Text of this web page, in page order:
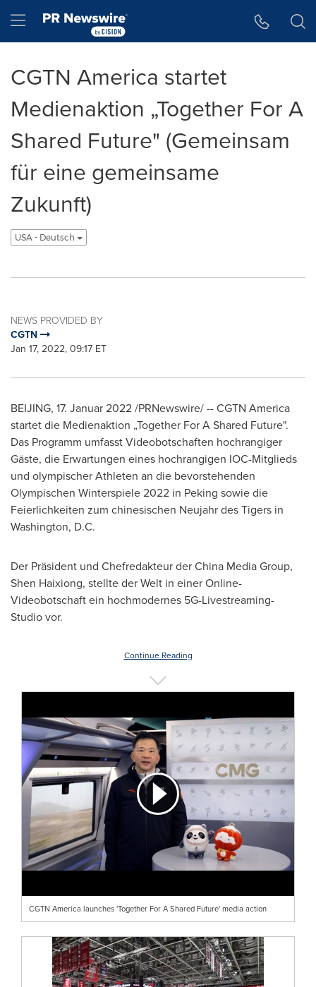
Hamburger menu
CGTN America startet
Medienaktion „Together For A
Shared Future" (Gemeinsam
für eine gemeinsame
Zukunft)
USA - Deutsch
NEWS PROVIDED BY
CGTN
Jan 17, 2022, 09:17 ET
BEIJING, 17. Januar 2022 /PRNewswire/ -- CGTN America
startet die Medienaktion „Together For A Shared Future".
Das Programm umfasst Videobotschaften hochrangiger
Gäste, die Erwartungen eines hochrangigen IOC-Mitglieds
und olympischer Athleten an die bevorstehenden
Olympischen Winterspiele 2022 in Peking sowie die
Feierlichkeiten zum chinesischen Neujahr des Tigers in
Washington, D.C.
Der Präsident und Chefredakteur der China Media Group,
Shen Haixiong, stellte der Welt in einer Online-
Videobotschaft ein hochmodernes 5G-Livestreaming-
Studio vor.
Continue Reading
CGTN America launches 'Together For A Shared Future' media action